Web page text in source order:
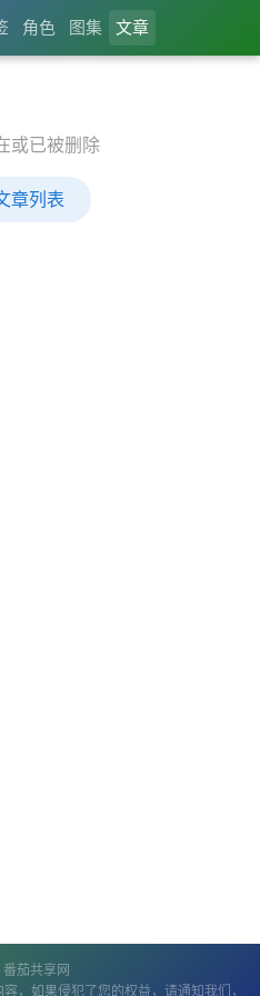
角色 图集 文章
或已被删除
章列表
茄共享网
，如果侵犯了您的权益，请通知我们，